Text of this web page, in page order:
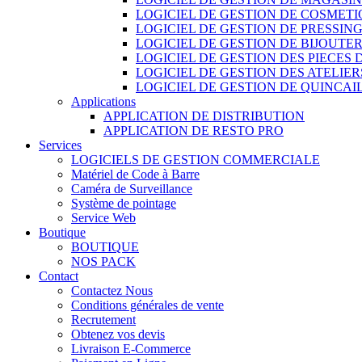
LOGICIEL DE GESTION DE
LOGICIEL DE GESTION DE PRESSING
LOGICIEL DE GESTION DE
LOGICIEL DE GESTION DES PIECES
LOGICIEL DE GESTION DES
LOGICIEL DE GESTION DE
Applications
APPLICATION DE DISTRIBUTION
APPLICATION DE RESTO PRO
Services
LOGICIELS DE GESTION COMMERCIALE
Matériel de Code à Barre
Caméra de Surveillance
Système de pointage
Service Web
Boutique
BOUTIQUE
NOS PACK
Contact
Contactez Nous
Conditions générales de vente
Recrutement
Obtenez vos devis
Livraison E-Commerce